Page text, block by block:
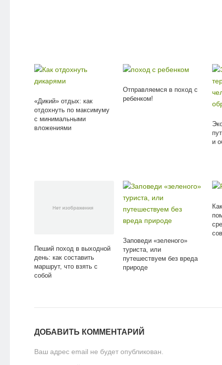
«Дикий» отдых: как
отдохнуть по максимуму
с минимальными
вложениями
Отправляемся в поход с
ребенком!
и
Пеший поход в выходной
день: как составить
маршрут, что взять с
собой
Заповеди «зеленого»
туриста, или
путешествуем без вреда
природе
ДОБАВИТЬ КОММЕНТАРИЙ
Ваш адрес email не будет опубликован.